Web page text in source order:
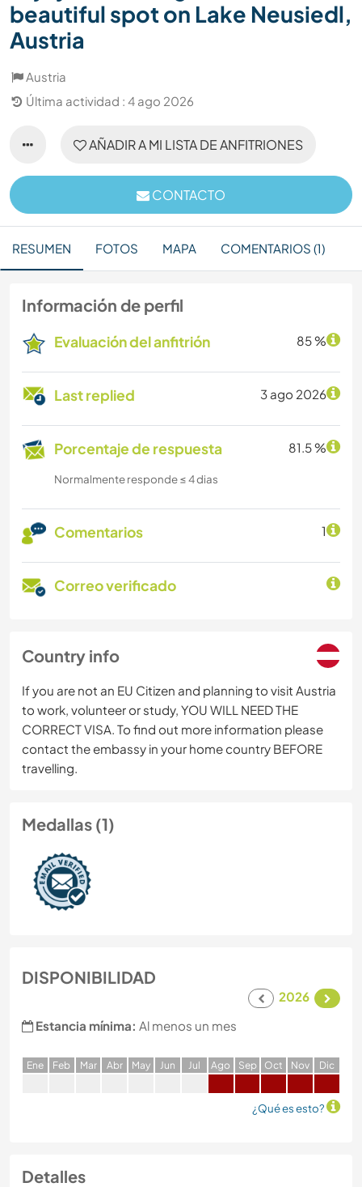
beautiful spot on Lake Neusiedl,
Austria
Austria
Última actividad : 4 ago 2026
AÑADIR A MI LISTA DE ANFITRIONES
CONTACTO
RESUMEN FOTOS MAPA COMENTARIOS (1)
Información de perfil
Evaluación del anfitrión 85 %
Last replied 3 ago 2026
Porcentaje de respuesta 81.5 %
Normalmente responde ≤ 4 dias
Comentarios 1
Correo verificado
Country info
If you are not an EU Citizen and planning to visit Austria
to work, volunteer or study, YOU WILL NEED THE
CORRECT VISA. To find out more information please
contact the embassy in your home country BEFORE
travelling.
Medallas (1)
DISPONIBILIDAD
2026
Estancia mínima: Al menos un mes
Ene Feb Mar Abr May Jun Jul Ago Sep Oct Nov Dic
¿Qué es esto?
Detalles